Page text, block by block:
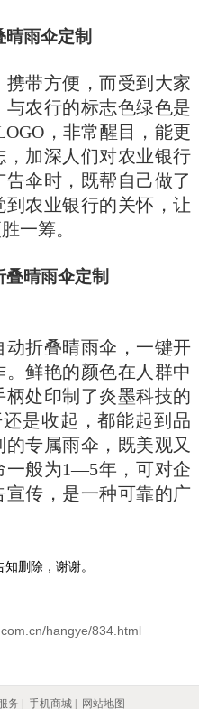
雨伞定制
带方便，而受到大家
农行的标志色绿色是
，非常醒目，能更
加深人们对农业银行
伞时，既帮自己做了
农业银行的关怀，让
一筹。
晴雨伞定制
折叠晴雨伞，一键开
鲜艳的颜色在人群中
处印制了炎墨科技的
是收起，都能起到品
专属雨伞，既美观又
一般为1—5年，可对企
传，是一种可靠的广
删除，谢谢。
hangye/834.html
务 手机商城 网站地图